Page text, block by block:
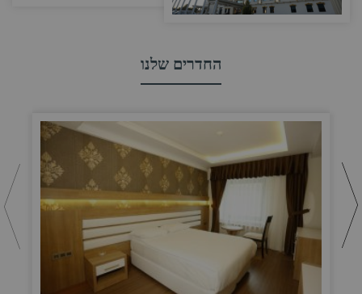
החדרים שלנו